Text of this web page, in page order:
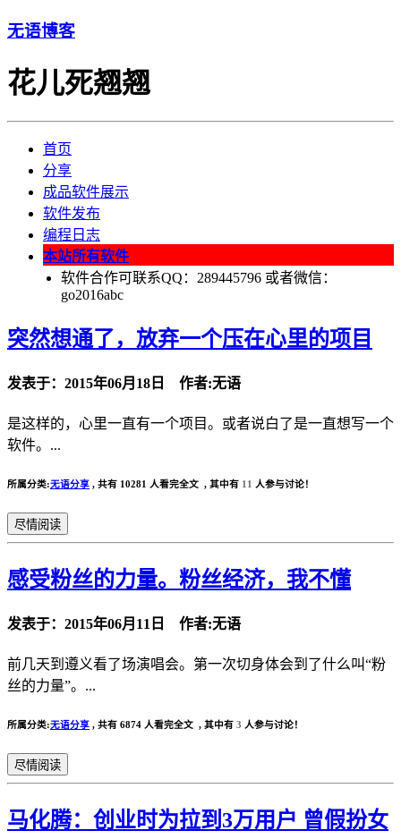
无语博客
花儿死翘翘
首页
分享
成品软件展示
软件发布
编程日志
本站所有软件
软件合作可联系QQ：289445796 或者微信：
go2016abc
突然想通了，放弃一个压在心里的项目
发表于：2015年06月18日 作者:无语
是这样的，心里一直有一个项目。或者说白了是一直想写一个
软件。...
所属分类:无语分享 , 共有 10281 人看完全文 , 其中有 11 人参与讨论！
尽情阅读
感受粉丝的力量。粉丝经济，我不懂
发表于：2015年06月11日 作者:无语
前几天到遵义看了场演唱会。第一次切身体会到了什么叫“粉
丝的力量”。...
所属分类:无语分享 , 共有 6874 人看完全文 , 其中有 3 人参与讨论！
尽情阅读
马化腾：创业时为拉到3万用户 曾假扮女